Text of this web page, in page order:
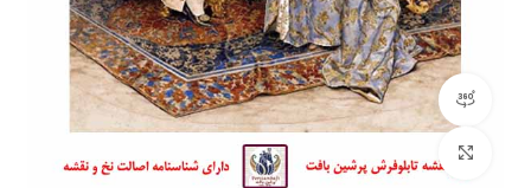
مشاهده 360 درجه